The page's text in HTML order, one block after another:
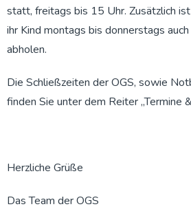
statt, freitags bis 15 Uhr. Zusätzlich
ihr Kind montags bis donnerstags
abholen.
Die Schließzeiten der OGS, sowie
finden Sie unter dem Reiter „Termine
Herzliche Grüße
Das Team der OGS